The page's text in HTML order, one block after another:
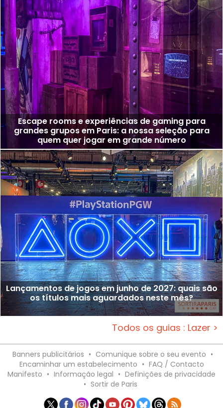
Escape rooms e experiências de gaming para
grandes grupos em Paris: a nossa seleção para
quem quer jogar em grande número
Lançamentos de jogos em junho de 2027: quais são
os títulos mais aguardados neste mês?
Todos os guias : Lazer >
Banners publicitários • Comunique sobre o seu evento •
Encaminhar um estabelecimento • FAQ / Contacto
Manifesto • Informação legal • Definições de privacidade
• Sortir de Paris